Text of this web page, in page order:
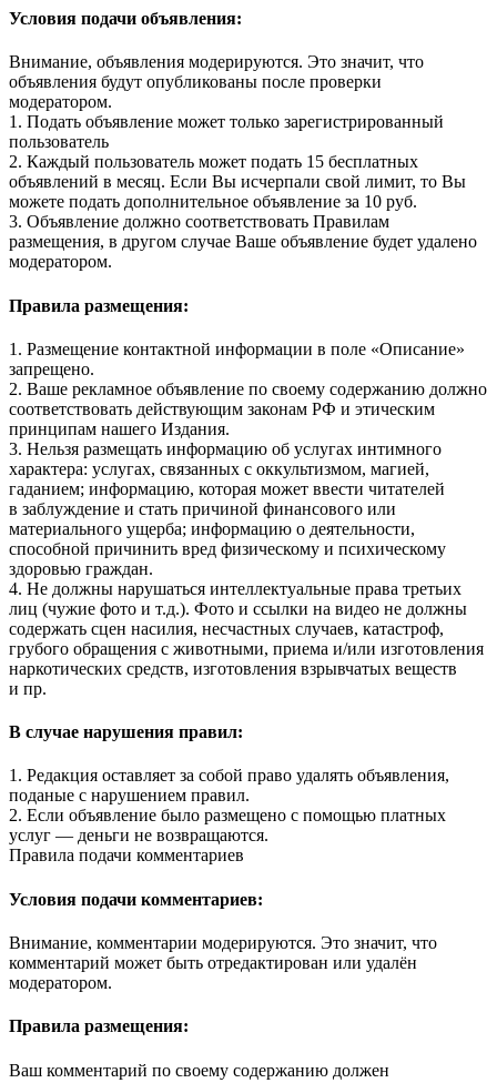
Условия подачи объявления:
Внимание, объявления модерируются. Это значит, что
объявления будут опубликованы после проверки
модератором.
1. Подать объявление может только зарегистрированный
пользователь
2. Каждый пользователь может подать 15 бесплатных
объявлений в месяц. Если Вы исчерпали свой лимит, то Вы
можете подать дополнительное объявление за 10 руб.
3. Объявление должно соответствовать Правилам
размещения, в другом случае Ваше объявление будет удалено
модератором.
Правила размещения:
1. Размещение контактной информации в поле «Описание»
запрещено.
2. Ваше рекламное объявление по своему содержанию должно
соответствовать действующим законам РФ и этическим
принципам нашего Издания.
3. Нельзя размещать информацию об услугах интимного
характера: услугах, связанных с оккультизмом, магией,
гаданием; информацию, которая может ввести читателей
в заблуждение и стать причиной финансового или
материального ущерба; информацию о деятельности,
способной причинить вред физическому и психическому
здоровью граждан.
4. Не должны нарушаться интеллектуальные права третьих
лиц (чужие фото и т.д.). Фото и ссылки на видео не должны
содержать сцен насилия, несчастных случаев, катастроф,
грубого обращения с животными, приема и/или изготовления
наркотических средств, изготовления взрывчатых веществ
и пр.
В случае нарушения правил:
1. Редакция оставляет за собой право удалять объявления,
поданые с нарушением правил.
2. Если объявление было размещено с помощью платных
услуг — деньги не возвращаются.
Правила подачи комментариев
Условия подачи комментариев:
Внимание, комментарии модерируются. Это значит, что
комментарий может быть отредактирован или удалён
модератором.
Правила размещения:
Ваш комментарий по своему содержанию должен